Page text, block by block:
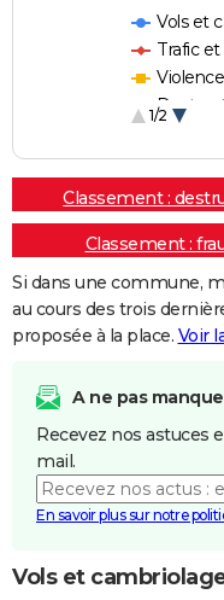
Vols et
Trafic
1/2
Classement :
Classement :
Si dans une commune,
au cours des trois
proposée à la place. Voir
A ne pas
Recevez nos astuces
mail.
En savoir plus sur notre
Vols et